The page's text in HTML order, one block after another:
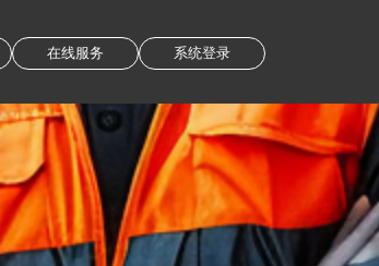
在线服务 系统登录